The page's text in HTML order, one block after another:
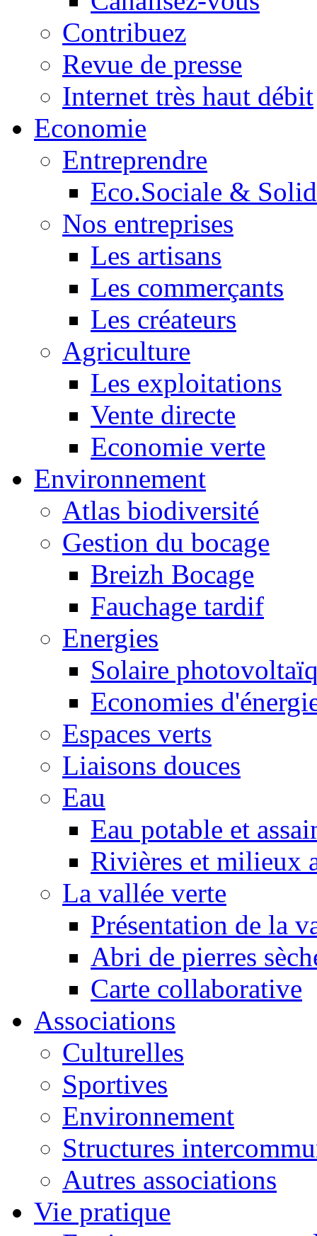
Contribuez
Revue de presse
Internet très haut débit
Economie
Entreprendre
Eco.Sociale &
Nos entreprises
Les artisans
Les commerçants
Les créateurs
Agriculture
Les exploitations
Vente directe
Economie verte
Environnement
Atlas biodiversité
Gestion du bocage
Breizh Bocage
Fauchage tardif
Energies
Solaire
Economies
Espaces verts
Liaisons douces
Eau
Eau potable et
Rivières et milieux
La vallée verte
Présentation de la
Abri de pierres
Carte collaborative
Associations
Culturelles
Sportives
Environnement
Structures
Autres associations
Vie pratique